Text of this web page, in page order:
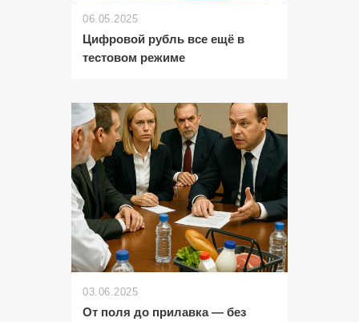
06.05.2025
Цифровой рубль все ещё в
тестовом режиме
03.06.2025
От поля до прилавка — без